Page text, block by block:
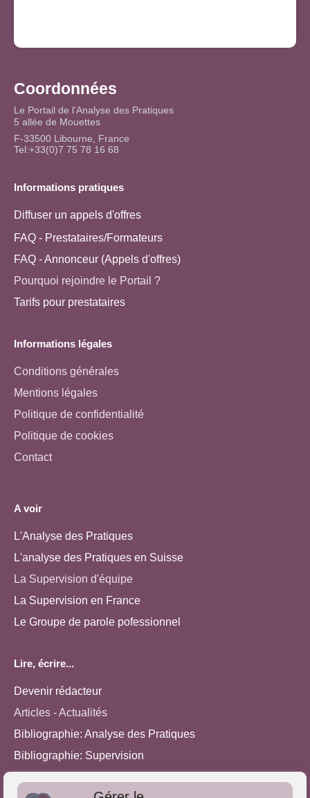
Coordonnées
Le Portail de l'Analyse des Pratiques
5 allée de Mouettes
F-33500 Libourne, France
Tel:+33(0)7 75 78 16 68
Informations pratiques
Diffuser un appels d'offres
FAQ - Prestataires/Formateurs
FAQ - Annonceur (Appels d'offres)
Pourquoi rejoindre le Portail ?
Tarifs pour prestataires
Informations légales
Conditions générales
Mentions légales
Politique de confidentialité
Politique de cookies
Contact
A voir
L'Analyse des Pratiques
L'analyse des Pratiques en Suisse
La Supervision d'équipe
La Supervision en France
Le Groupe de parole pofessionnel
Lire, écrire...
Devenir rédacteur
Articles - Actualités
Bibliographie: Analyse des Pratiques
Bibliographie: Supervision